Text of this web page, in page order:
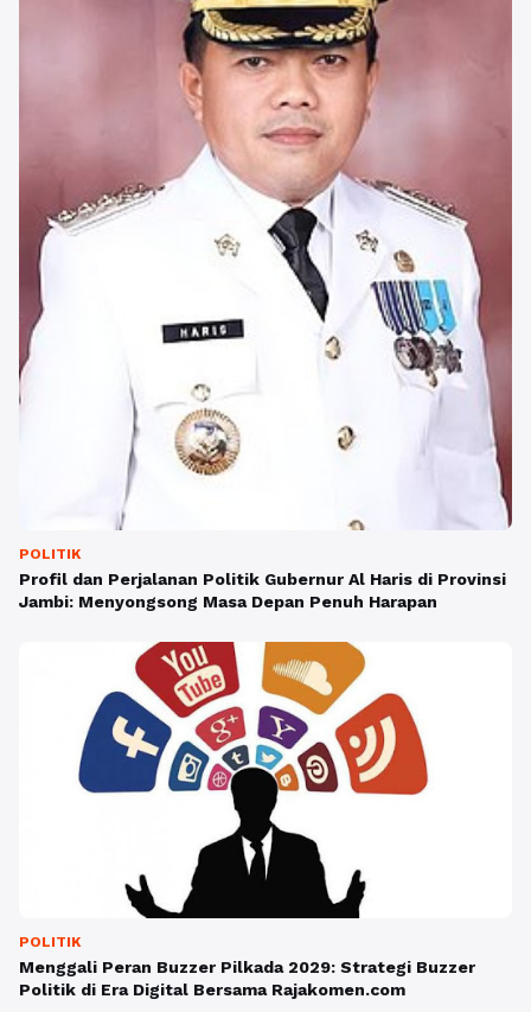
POLITIK
Profil dan Perjalanan Politik Gubernur Al Haris di Provinsi
Jambi: Menyongsong Masa Depan Penuh Harapan
POLITIK
Menggali Peran Buzzer Pilkada 2029: Strategi Buzzer
Politik di Era Digital Bersama Rajakomen.com